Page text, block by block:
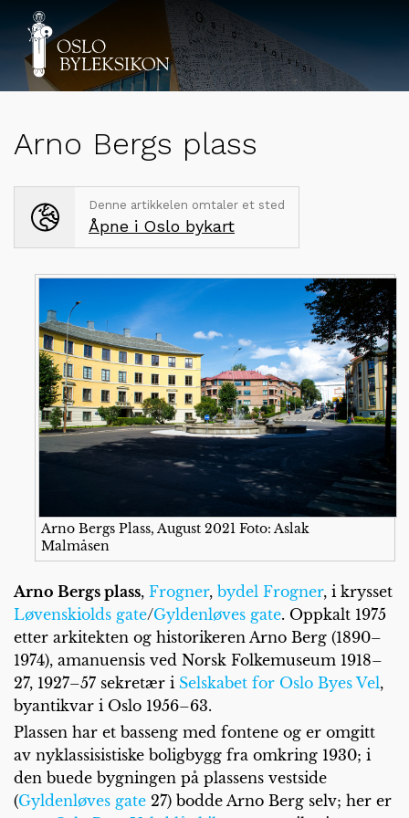
Arno Bergs plass
Denne artikkelen omtaler et sted
Åpne i Oslo bykart
Arno Bergs Plass, August 2021 Foto: Aslak
Malmåsen
Arno Bergs plass, Frogner, bydel Frogner, i krysset
Løvenskiolds gate/Gyldenløves gate. Oppkalt 1975
etter arkitekten og historikeren Arno Berg (1890–
1974), amanuensis ved Norsk Folkemuseum 1918–
27, 1927–57 sekretær i Selskabet for Oslo Byes Vel,
byantikvar i Oslo 1956–63.
Plassen har et basseng med fontene og er omgitt
av nyklassisistiske boligbygg fra omkring 1930; i
den buede bygningen på plassens vestside
(Gyldenløves gate 27) bodde Arno Berg selv; her er